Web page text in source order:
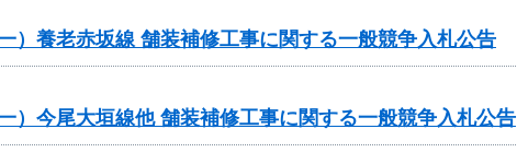
養老赤坂線 舗装補修工事に関する一般競争入札公告
今尾大垣線他 舗装補修工事に関する一般競争入札公告